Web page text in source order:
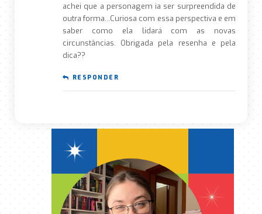
achei que a personagem ia ser surpreendida de
outra forma…Curiosa com essa perspectiva e em
saber como ela lidará com as novas
circunstâncias. Obrigada pela resenha e pela
dica??
RESPONDER